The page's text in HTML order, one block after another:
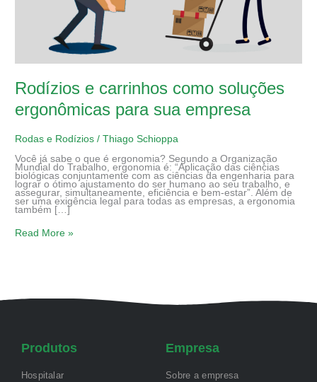
Rodízios e carrinhos como soluções
ergonômicas para sua empresa
Rodas e Rodízios /Thiago Schioppa
Você já sabe o que é ergonomia? Segundo a Organização
Mundial do Trabalho, ergonomia é: “Aplicação das ciências
biológicas conjuntamente com as ciências da engenharia para
lograr o ótimo ajustamento do ser humano ao seu trabalho, e
assegurar, simultaneamente, eficiência e bem-estar”. Além de
ser uma exigência legal para todas as empresas, a ergonomia
também […]
Read More »
Produtos
Hospitalar
Empresa
Sobre a empresa